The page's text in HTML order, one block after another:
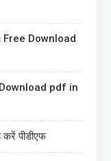
Download
pdf in
पीडीएफ